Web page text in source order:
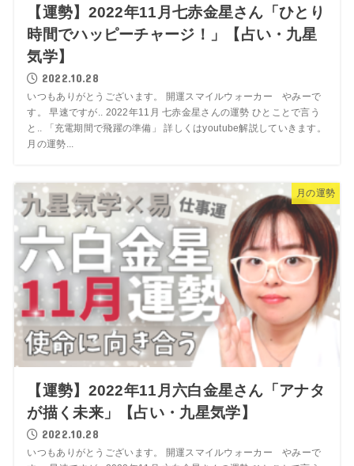
【運勢】2022年11月七赤金星さん「ひとり
時間でハッピーチャージ！」【占い・九星
気学】
2022.10.28
いつもありがとうございます。 開運スマイルウォーカー やみーで
す。 早速ですが.. 2022年11月 七赤金星さんの運勢 ひとことで言う
と.. 「充電期間で飛躍の準備」 詳しくはyoutube解説していきます。
月の運勢...
月の運勢
【運勢】2022年11月六白金星さん「アナタ
が描く未来」【占い・九星気学】
2022.10.28
いつもありがとうございます。 開運スマイルウォーカー やみーで